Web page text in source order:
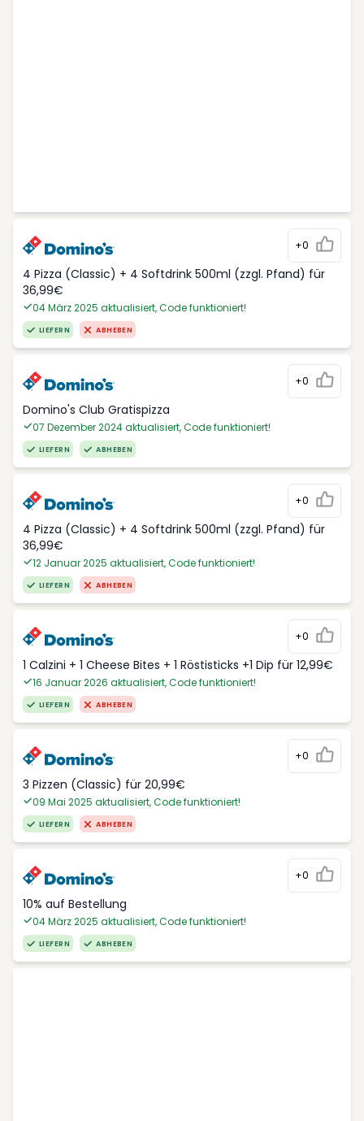
+0
4 Pizza (Classic) + 4 Softdrink 500ml (zzgl. Pfand) für
36,99€
04 März 2025 aktualisiert, Code funktioniert!
LIEFERN ABHEBEN
+0
Domino's Club Gratispizza
07 Dezember 2024 aktualisiert, Code funktioniert!
LIEFERN ABHEBEN
+0
4 Pizza (Classic) + 4 Softdrink 500ml (zzgl. Pfand) für
36,99€
12 Januar 2025 aktualisiert, Code funktioniert!
LIEFERN ABHEBEN
+0
1 Calzini + 1 Cheese Bites + 1 Röstisticks +1 Dip für 12,99€
16 Januar 2026 aktualisiert, Code funktioniert!
LIEFERN ABHEBEN
+0
3 Pizzen (Classic) für 20,99€
09 Mai 2025 aktualisiert, Code funktioniert!
LIEFERN ABHEBEN
+0
10% auf Bestellung
04 März 2025 aktualisiert, Code funktioniert!
LIEFERN ABHEBEN